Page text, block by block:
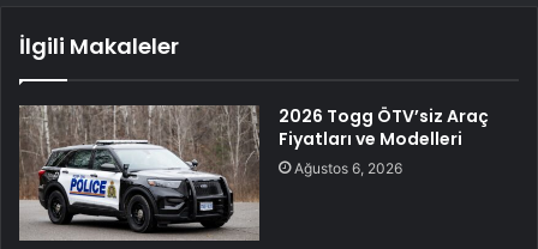
İlgili Makaleler
2026 Togg ÖTV’siz Araç
Fiyatları ve Modelleri
Ağustos 6, 2026